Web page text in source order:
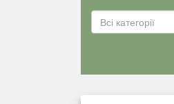
Всі категорії